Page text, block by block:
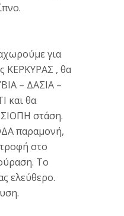
για
ΚΕΡΚΥΡΑΣ , θα
– ΔΑΣΙΑ –
και θα
στάση.
παραμονή,
στο
Το
ελεύθερο.